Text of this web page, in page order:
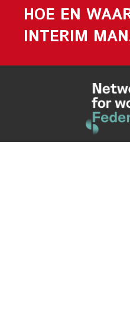
HOE EN
INTERIM